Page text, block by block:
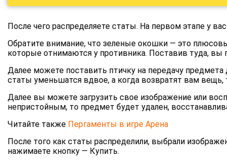
После чего распределяете статы. На первом этапе у
Обратите внимание, что зеленые окошки — это
которые отнимаются у противника. Поставив туда, вы
Далее можете поставить птичку на передачу
статы уменьшатся вдвое, а когда возвратят вам вещь,
Далее вы можете загрузить свое изображение или
непристойным, то предмет будет удален,
Читайте также Пергаменты в игре Арена
После того как статы распределили, выбрали
нажимаете кнопку — Купить.